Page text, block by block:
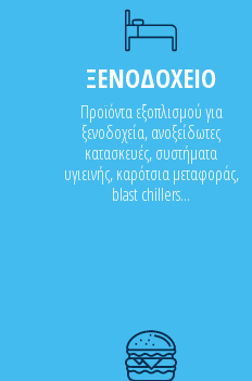
ΞΕΝΟΔΟΧΕΙΟ
Προϊόντα εξοπλισμού για
ξενοδοχεία, ανοξείδωτες
κατασκευές, συστήματα
υγιεινής, καρότσια μεταφοράς,
blast chillers...